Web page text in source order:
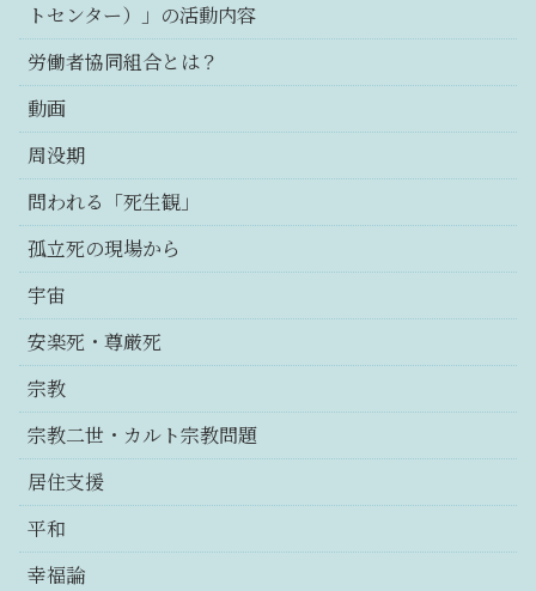
トセンター）」の活動内容
労働者協同組合とは？
動画
周没期
問われる「死生観」
孤立死の現場から
宇宙
安楽死・尊厳死
宗教
宗教二世・カルト宗教問題
居住支援
平和
幸福論